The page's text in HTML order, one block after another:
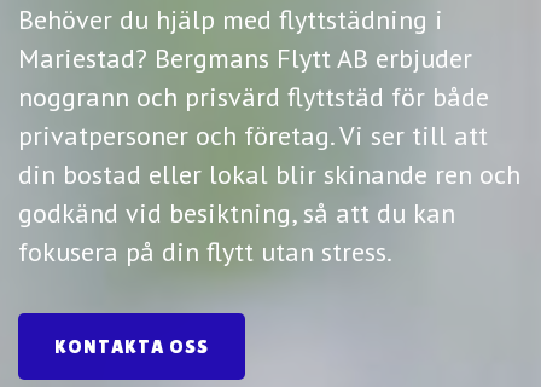
Behöver du hjälp med flyttstädning i
Mariestad? Bergmans Flytt AB erbjuder
noggrann och prisvärd flyttstäd för både
privatpersoner och företag. Vi ser till att
din bostad eller lokal blir skinande ren och
godkänd vid besiktning, så att du kan
fokusera på din flytt utan stress.
KONTAKTA OSS